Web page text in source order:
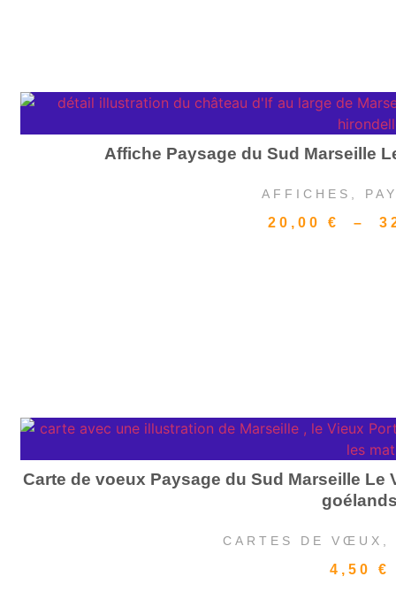
Affiche Paysage du Sud Marseille
AFFICHES
20,00€ –
Carte de voeux Paysage du Sud Marseille Le
CARTES DE VŒUX
4,50 €